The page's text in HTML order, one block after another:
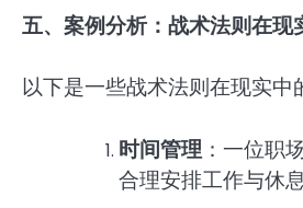
五、案例分析：战术法则在现
以下是一些战术法则在现实中
时间管理：一位职
合理安排工作与休